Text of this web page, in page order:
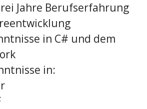
Jahre Berufserfahrung
in C# und dem
in: